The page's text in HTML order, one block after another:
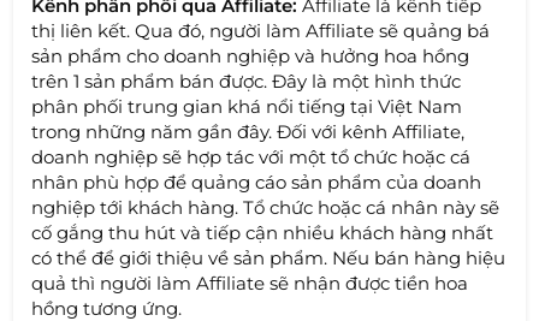
Kênh phân phối qua Affiliate: Affiliate là kênh tiếp
thị liên kết. Qua đó, người làm Affiliate sẽ quảng bá
sản phẩm cho doanh nghiệp và hưởng hoa hồng
trên 1 sản phẩm bán được. Đây là một hình thức
phân phối trung gian khá nổi tiếng tại Việt Nam
trong những năm gần đây. Đối với kênh Affiliate,
doanh nghiệp sẽ hợp tác với một tổ chức hoặc cá
nhân phù hợp để quảng cáo sản phẩm của doanh
nghiệp tới khách hàng. Tổ chức hoặc cá nhân này sẽ
cố gắng thu hút và tiếp cận nhiều khách hàng nhất
có thể để giới thiệu về sản phẩm. Nếu bán hàng hiệu
quả thì người làm Affiliate sẽ nhận được tiền hoa
hồng tương ứng.